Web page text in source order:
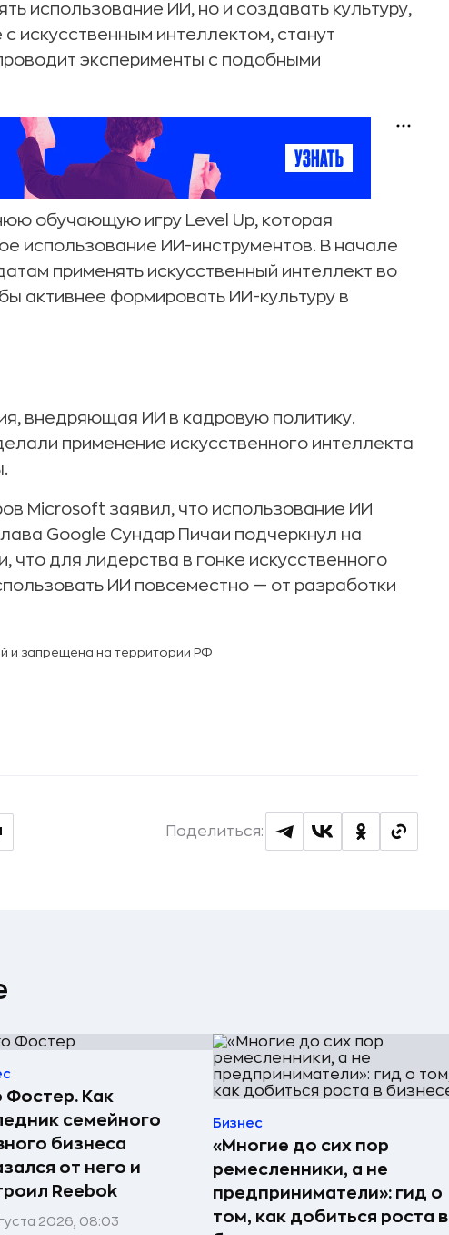
использование ИИ, но и создавать культуру,
искусственным интеллектом, станут
эксперименты с подобными
обучающую игру Level Up, которая
использование ИИ-инструментов. В начале
применять искусственный интеллект во
активнее формировать ИИ-культуру в
внедряющая ИИ в кадровую политику.
применение искусственного интеллекта
Microsoft заявил, что использование ИИ
Google Сундар Пичаи подчеркнул на
что для лидерства в гонке искусственного
ИИ повсеместно — от разработки
и запрещена на территории РФ
Поделиться:
Как
семейного
бизнеса
от него и
Reebok
2026, 08:03
Бизнес
«Многие до сих пор
ремесленники, а не
предприниматели»: гид о
том, как добиться роста в